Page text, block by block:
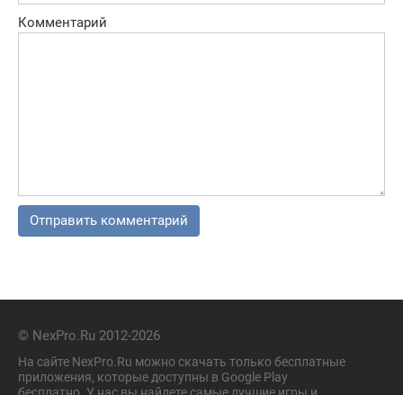
Комментарий
© NexPro.Ru 2012-2026
На сайте NexPro.Ru можно скачать только бесплатные
приложения, которые доступны в Google Play